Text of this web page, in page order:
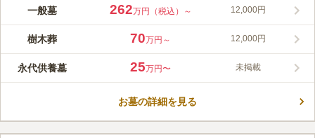
津梁院 第二霊園、天台宗の寺院「津梁院」によって管理・運営
中にあります。JR線「鶯谷駅」北口から徒歩約10分と交通の便
もよく、大変おすすめの墓地です。
一般墓 262万円（税込）～ 12,000円
樹木葬 70万円～ 12,000円
永代供養墓 25万円〜 未掲載
お墓の詳細を見る